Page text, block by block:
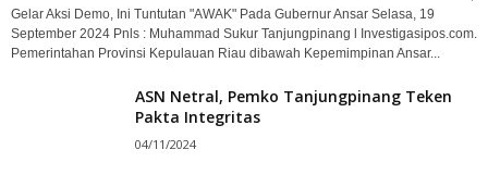
Gelar Aksi Demo, Ini Tuntutan "AWAK" Pada Gubernur Ansar Selasa, 19
September 2024 Pnls : Muhammad Sukur Tanjungpinang l Investigasipos.com.
Pemerintahan Provinsi Kepulauan Riau dibawah Kepemimpinan Ansar...
ASN Netral, Pemko Tanjungpinang Teken
Pakta Integritas
04/11/2024